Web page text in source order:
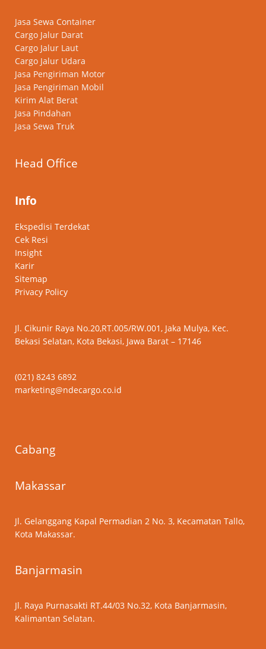
Jasa Sewa Container
Cargo Jalur Darat
Cargo Jalur Laut
Cargo Jalur Udara
Jasa Pengiriman Motor
Jasa Pengiriman Mobil
Kirim Alat Berat
Jasa Pindahan
Jasa Sewa Truk
Head Office
Info
Ekspedisi Terdekat
Cek Resi
Insight
Karir
Sitemap
Privacy Policy
Jl. Cikunir Raya No.20,RT.005/RW.001, Jaka Mulya, Kec.
Bekasi Selatan, Kota Bekasi, Jawa Barat – 17146
(021) 8243 6892
marketing@ndecargo.co.id
Cabang
Makassar
Jl. Gelanggang Kapal Permadian 2 No. 3, Kecamatan Tallo,
Kota Makassar.
Banjarmasin
Jl. Raya Purnasakti RT.44/03 No.32, Kota Banjarmasin,
Kalimantan Selatan.